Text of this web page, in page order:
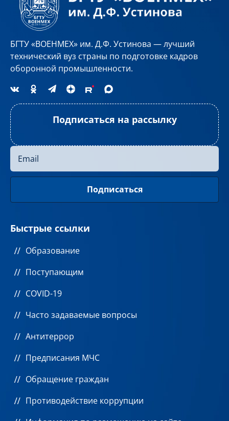
БГТУ «ВОЕНМЕХ» им. Д.Ф. Устинова — лучший
технический вуз страны по подготовке кадров
оборонной промышленности.
Подписаться на рассылку
Быстрые ссылки
Образование
Поступающим
COVID-19
Часто задаваемые вопросы
Антитеррор
Предписания МЧС
Обращение граждан
Противодействие коррупции